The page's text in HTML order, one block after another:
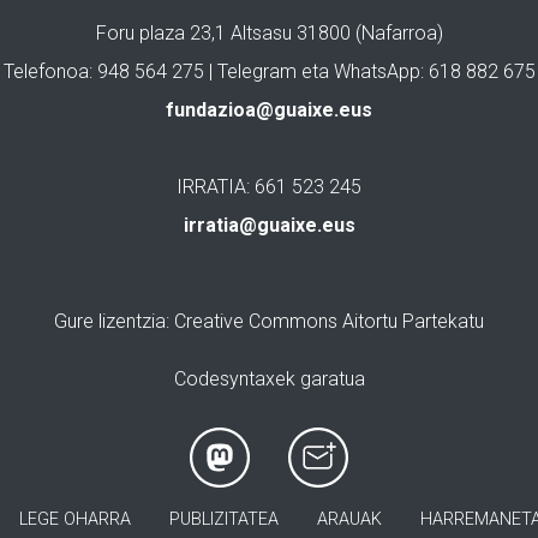
Foru plaza 23,1 Altsasu 31800 (Nafarroa)
Telefonoa: 948 564 275 | Telegram eta WhatsApp: 618 882 675
fundazioa@guaixe.eus
IRRATIA: 661 523 245
irratia@guaixe.eus
Gure lizentzia: Creative Commons Aitortu Partekatu
Codesyntaxek garatua
LEGE OHARRA PUBLIZITATEA ARAUAK